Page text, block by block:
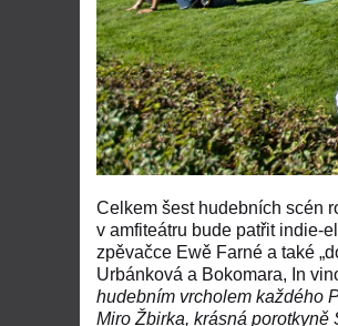
Celkem šest hudebních scén
v amfiteátru bude patřit indie-
zpěvačce Ewě Farné a také
Urbánková a Bokomara, In
hudebním vrcholem každého
Miro Žbirka, krásná porotkyně